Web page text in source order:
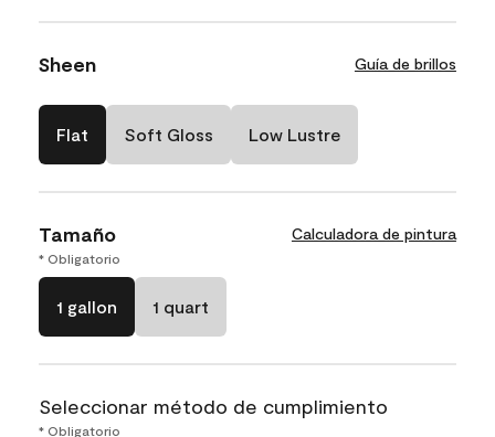
Sheen Guía de brillos
Flat Soft Gloss Low Lustre
Tamaño Calculadora de pintura
* Obligatorio
1 gallon 1 quart
Seleccionar método de cumplimiento
* Obligatorio